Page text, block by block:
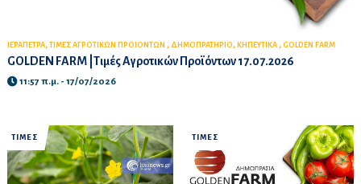
ΙΕΡΑΠΕΤΡΑ, ΤΙΜΕΣ ΑΓΡΟΤΙΚΩΝ ΠΡΟΙΟΝΤΩΝ , ΔΗΜΟΠΡΑΤΗΡΙΟ, ΚΗΠΕΥΤΙΚΑ , GOLDEN FARM
GOLDEN FARM |Τιμές Αγροτικών Προϊόντων 17.07.2026
11:57 π.μ. - 17/07/2026
ΤΙΜΕΣ ΤΙΜΕΣ